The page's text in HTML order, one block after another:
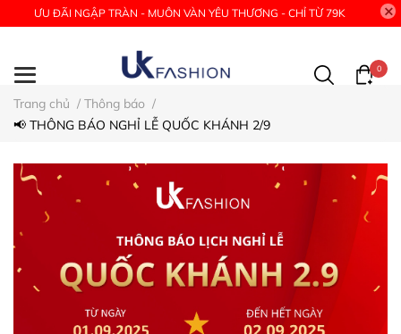
ƯU ĐÃI NGẬP TRÀN - MUÔN VÀN YÊU THƯƠNG - CHỈ TỪ 79K
0
Trang chủ / Thông báo /
📢 THÔNG BÁO NGHỈ LỄ QUỐC KHÁNH 2/9